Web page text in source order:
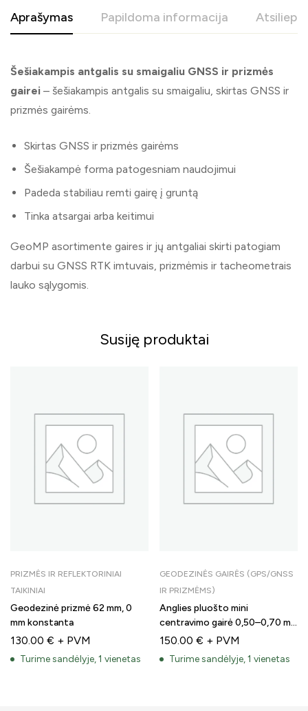
Aprašymas Papildoma informacija
Šešiakampis antgalis su smaigaliu GNSS ir prizmės
gairei – šešiakampis antgalis su smaigaliu, skirtas GNSS ir
prizmės gairėms.
Skirtas GNSS ir prizmės gairėms
Šešiakampė forma patogesniam naudojimui
Padeda stabiliau remti gairę į gruntą
Tinka atsargai arba keitimui
GeoMP asortimente gaires ir jų antgaliai skirti patogiam
darbui su GNSS RTK imtuvais, prizmėmis ir tacheometrais
lauko sąlygomis.
Susiję produktai
PRIZMĖS IR REFLEKTORINIAI
TAIKINIAI
Geodezinė prizmė 62 mm, 0
mm konstanta
130.00 € + PVM
Turime sandėlyje, 1 vienetas
GEODEZINĖS GAIRĖS (GPS/GNSS
IR PRIZMĖMS)
Anglies pluošto mini
centravimo gairė 0,50–0,70 m,
5/8″-11
150.00 € + PVM
Turime sandėlyje, 1 vienetas